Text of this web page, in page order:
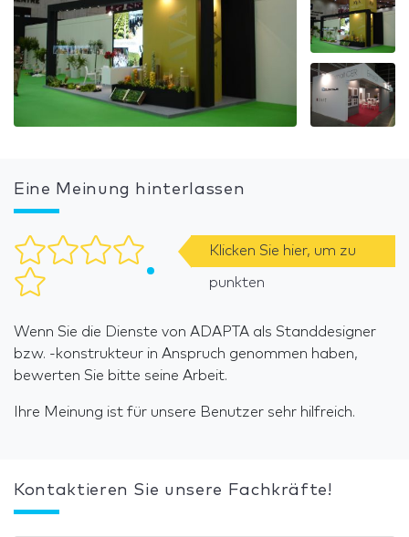
Eine Meinung hinterlassen
Klicken Sie hier, um zu
punkten
Wenn Sie die Dienste von ADAPTA als Standdesigner
bzw. -konstrukteur in Anspruch genommen haben,
bewerten Sie bitte seine Arbeit.
Ihre Meinung ist für unsere Benutzer sehr hilfreich.
Kontaktieren Sie unsere Fachkräfte!